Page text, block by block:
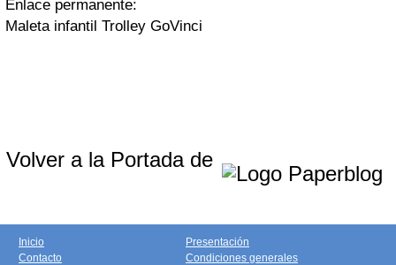
Enlace permanente:
Maleta infantil Trolley GoVinci
Volver a la Portada de
Inicio
Contacto
Presentación
Condiciones generales